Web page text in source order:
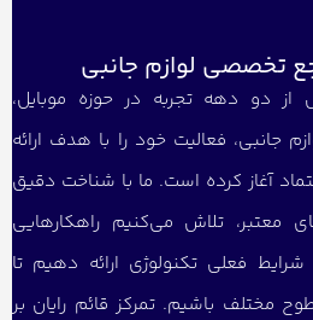
تخصصی لوازم جانبی
از دو دهه تجربه در حوزه موبایل،
جانبی، فعالیت خود را با هدف ارائه
آغاز کرده است. ما با شناخت دقیق
معتبر، تلاش می‌کنیم راهکارهایی
شرایط فعلی تکنولوژی ارائه دهیم تا
مختلف باشیم. تمرکز قائم رایان بر